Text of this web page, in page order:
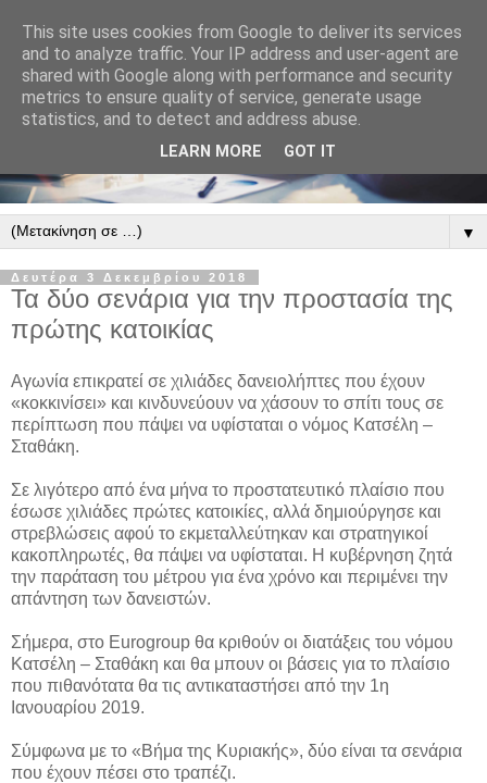
▼
Δευτέρα 3 Δεκεμβρίου 2018
Τα δύο σενάρια για την προστασία της
πρώτης κατοικίας
Αγωνία επικρατεί σε χιλιάδες δανειολήπτες που έχουν
«κοκκινίσει» και κινδυνεύουν να χάσουν το σπίτι τους σε
περίπτωση που πάψει να υφίσταται ο νόμος Κατσέλη –
Σταθάκη.
Σε λιγότερο από ένα μήνα το προστατευτικό πλαίσιο που
έσωσε χιλιάδες πρώτες κατοικίες, αλλά δημιούργησε και
στρεβλώσεις αφού το εκμεταλλεύτηκαν και στρατηγικοί
κακοπληρωτές, θα πάψει να υφίσταται. Η κυβέρνηση ζητά
την παράταση του μέτρου για ένα χρόνο και περιμένει την
απάντηση των δανειστών.
Σήμερα, στο Eurogroup θα κριθούν οι διατάξεις του νόμου
Κατσέλη – Σταθάκη και θα μπουν οι βάσεις για το πλαίσιο
που πιθανότατα θα τις αντικαταστήσει από την 1η
Ιανουαρίου 2019.
Σύμφωνα με το «Βήμα της Κυριακής», δύο είναι τα σενάρια
που έχουν πέσει στο τραπέζι.
This site uses cookies from Google to deliver its services
and to analyze traffic. Your IP address and user-agent are
shared with Google along with performance and security
metrics to ensure quality of service, generate usage
statistics, and to detect and address abuse.
LEARN MORE GOT IT